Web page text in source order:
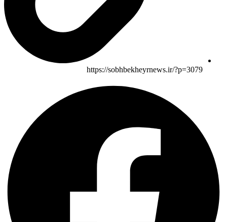
https://sobhbekheyrnews.ir/?p=3079